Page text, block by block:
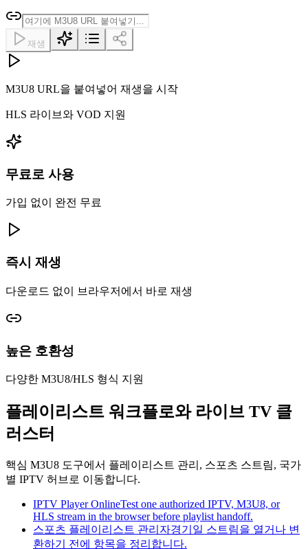
재생
M3U8 URL을 붙여넣어 재생을 시작
HLS 라이브와 VOD 지원
무료로 사용
가입 없이 완전 무료
즉시 재생
다운로드 없이 브라우저에서 바로 재생
높은 호환성
다양한 M3U8/HLS 형식 지원
플레이리스트 워크플로와 라이브 TV 클
러스터
핵심 M3U8 도구에서 플레이리스트 관리, 스포츠 스트림, 국가
별 IPTV 허브로 이동합니다.
IPTV Player OnlineTest one authorized IPTV, M3U8, or
HLS stream in the browser before playlist handoff.
스포츠 플레이리스트 관리자경기일 스트림을 열거나 변
환하기 전에 항목을 정리합니다.